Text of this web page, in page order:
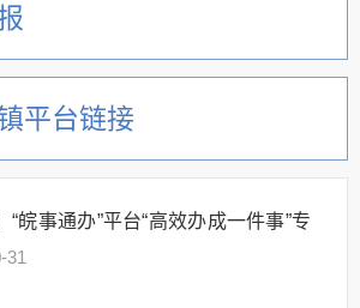
平台链接
“皖事通办”平台“高效办成一件事”专
31